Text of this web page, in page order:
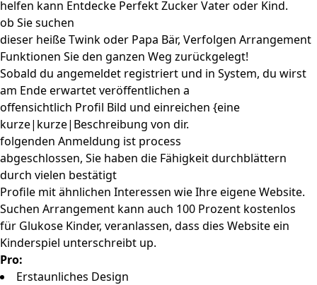
helfen kann Entdecke Perfekt Zucker Vater oder Kind.
ob Sie suchen
dieser heiße Twink oder Papa Bär, Verfolgen Arrangement
Funktionen Sie den ganzen Weg zurückgelegt!
Sobald du angemeldet registriert und in System, du wirst
am Ende erwartet veröffentlichen a
offensichtlich Profil Bild und einreichen {eine
kurze|kurze|Beschreibung von dir.
folgenden Anmeldung ist process
abgeschlossen, Sie haben die Fähigkeit durchblättern
durch vielen bestätigt
Profile mit ähnlichen Interessen wie Ihre eigene Website.
Suchen Arrangement kann auch 100 Prozent kostenlos
für Glukose Kinder, veranlassen, dass dies Website ein
Kinderspiel unterschreibt up.
Pro:
Erstaunliches Design